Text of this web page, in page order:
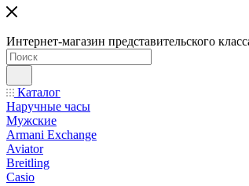
Интернет-магазин представительского
Каталог
Наручные часы
Мужские
Armani Exchange
Aviator
Breitling
Casio